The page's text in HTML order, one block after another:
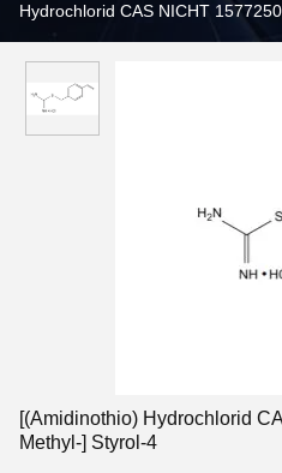
Hydrochlorid CAS NICHT
[(Amidinothio) Hydrochlorid
Methyl-] Styrol-4